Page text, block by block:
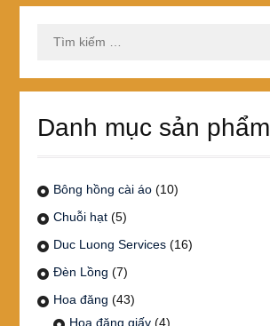
kiếm
Danh mục sản phẩm
Bông hồng cài áo (10)
Chuỗi hạt (5)
Duc Luong Services (16)
Đèn Lồng (7)
Hoa đăng (43)
Hoa đăng giấy (4)